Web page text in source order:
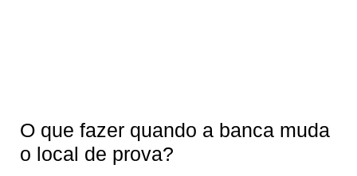
O que fazer quando a banca muda
o local de prova?